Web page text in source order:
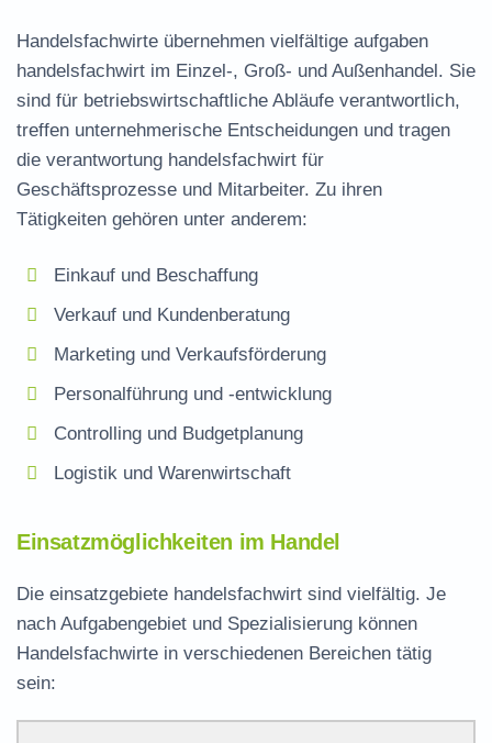
Handelsfachwirte übernehmen vielfältige aufgaben
handelsfachwirt im Einzel-, Groß- und Außenhandel. Sie
sind für betriebswirtschaftliche Abläufe verantwortlich,
treffen unternehmerische Entscheidungen und tragen
die verantwortung handelsfachwirt für
Geschäftsprozesse und Mitarbeiter. Zu ihren
Tätigkeiten gehören unter anderem:
Einkauf und Beschaffung
Verkauf und Kundenberatung
Marketing und Verkaufsförderung
Personalführung und -entwicklung
Controlling und Budgetplanung
Logistik und Warenwirtschaft
Einsatzmöglichkeiten im Handel
Die einsatzgebiete handelsfachwirt sind vielfältig. Je
nach Aufgabengebiet und Spezialisierung können
Handelsfachwirte in verschiedenen Bereichen tätig
sein: